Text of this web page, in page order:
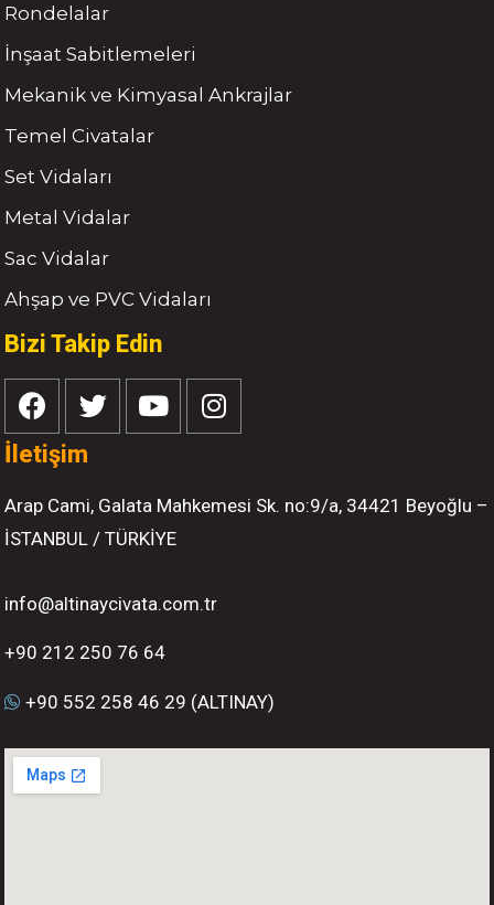
Rondelalar
İnşaat Sabitlemeleri
Mekanik ve Kimyasal Ankrajlar
Temel Civatalar
Set Vidaları
Metal Vidalar
Sac Vidalar
Ahşap ve PVC Vidaları
Bizi Takip Edin
İletişim
Arap Cami, Galata Mahkemesi Sk. no:9/a, 34421 Beyoğlu –
İSTANBUL / TÜRKİYE
info@altinaycivata.com.tr
+90 212 250 76 64
+90 552 258 46 29 (ALTINAY)